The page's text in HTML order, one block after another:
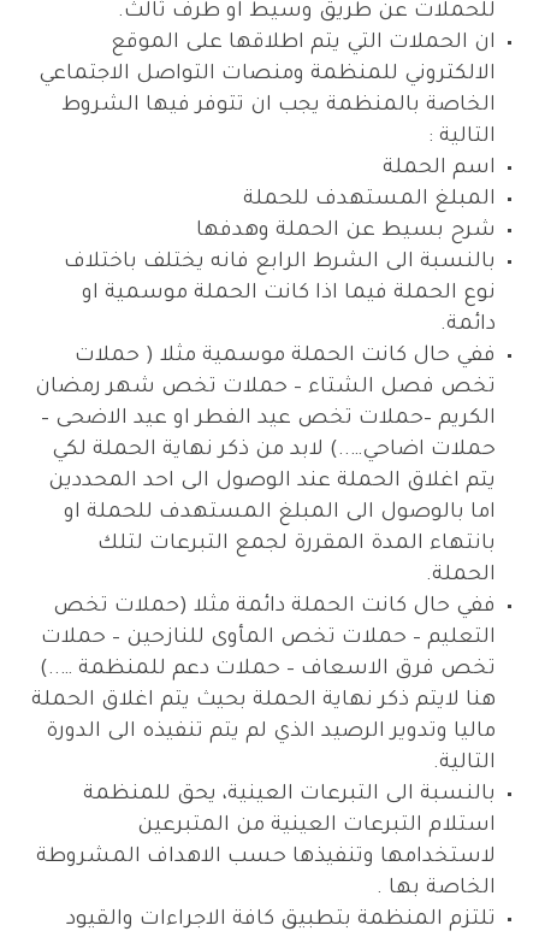
للحملات عن طريق وسيط او طرف ثالث.
ان الحملات التي يتم اطلاقها على الموقع
الالكتروني للمنظمة ومنصات التواصل الاجتماعي
الخاصة بالمنظمة يجب ان تتوفر فيها الشروط
التالية :
اسم الحملة
المبلغ المستهدف للحملة
شرح بسيط عن الحملة وهدفها
بالنسبة الى الشرط الرابع فانه يختلف باختلاف
نوع الحملة فيما اذا كانت الحملة موسمية او
دائمة.
ففي حال كانت الحملة موسمية مثلا ( حملات
تخص فصل الشتاء – حملات تخص شهر رمضان
الكريم –حملات تخص عيد الفطر او عيد الاضحى –
حملات اضاحي…..) لابد من ذكر نهاية الحملة لكي
يتم اغلاق الحملة عند الوصول الى احد المحددين
اما بالوصول الى المبلغ المستهدف للحملة او
بانتهاء المدة المقررة لجمع التبرعات لتلك
الحملة.
ففي حال كانت الحملة دائمة مثلا (حملات تخص
التعليم – حملات تخص المأوى للنازحين – حملات
تخص فرق الاسعاف – حملات دعم للمنظمة …..)
هنا لايتم ذكر نهاية الحملة بحيث يتم اغلاق الحملة
ماليا وتدوير الرصيد الذي لم يتم تنفيذه الى الدورة
التالية.
بالنسبة الى التبرعات العينية، يحق للمنظمة
استلام التبرعات العينية من المتبرعين
لاستخدامها وتنفيذها حسب الاهداف المشروطة
الخاصة بها .
تلتزم المنظمة بتطبيق كافة الاجراءات والقيود